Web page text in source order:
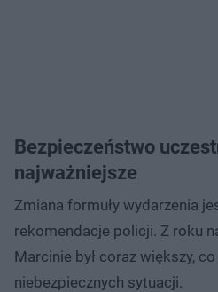
Bezpieczeństwo
najważniejsze
Zmiana formuły wydarzenia
rekomendacje policji. Z roku
Marcinie był coraz większy,
niebezpiecznych sytuacji.